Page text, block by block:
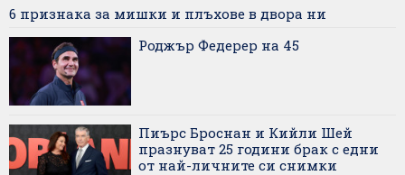
6 признака за мишки и плъхове в двора ни
Роджър Федерер на 45
Пиърс Броснан и Кийли Шей
празнуват 25 години брак с едни
от най-личните си снимки